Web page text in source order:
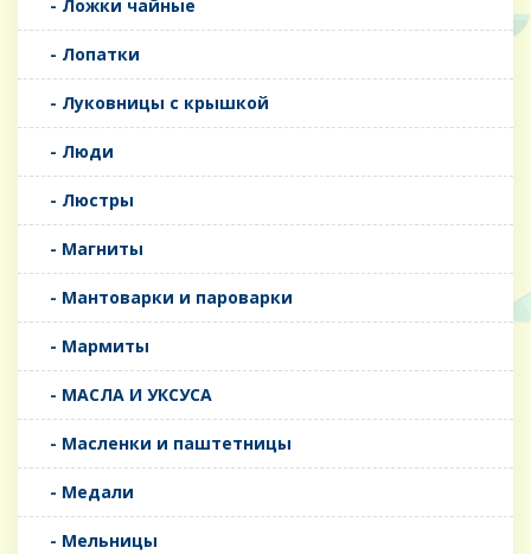
- Ложки чайные
- Лопатки
- Луковницы с крышкой
- Люди
- Люстры
- Магниты
- Мантоварки и пароварки
- Мармиты
- МАСЛА И УКСУСА
- Масленки и паштетницы
- Медали
- Мельницы